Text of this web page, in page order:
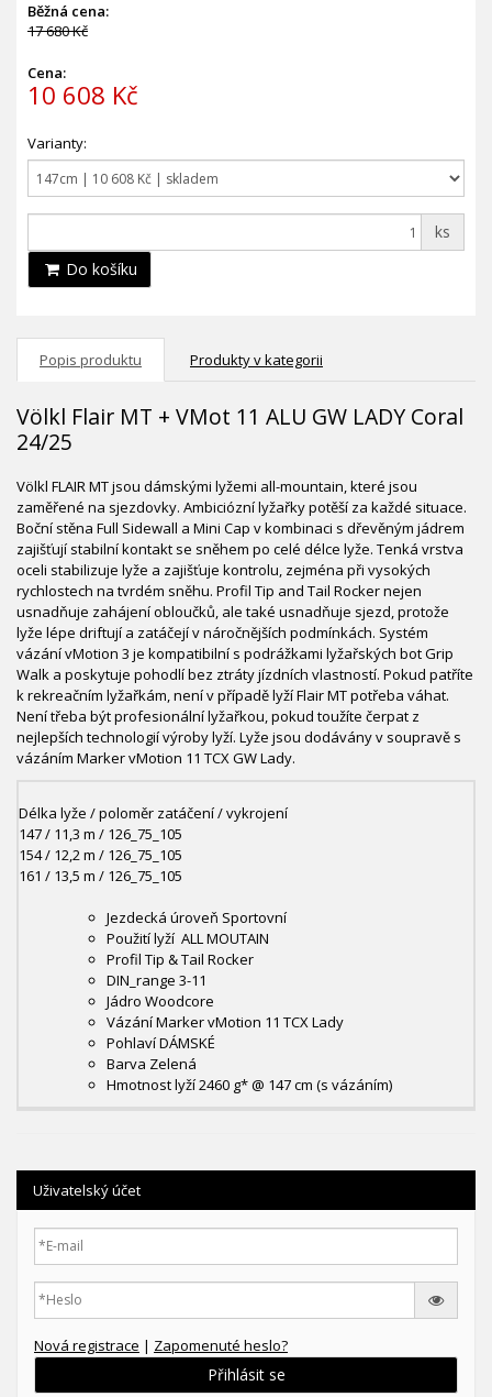
Běžná cena:
17 680 Kč
Cena:
10 608 Kč
Varianty:
ks
Do košíku
Popis produktu Produkty v kategorii
Völkl Flair MT + VMot 11 ALU GW LADY Coral
24/25
Völkl FLAIR MT jsou dámskými lyžemi all-mountain, které jsou
zaměřené na sjezdovky. Ambiciózní lyžařky potěší za každé situace.
Boční stěna Full Sidewall a Mini Cap v kombinaci s dřevěným jádrem
zajišťují stabilní kontakt se sněhem po celé délce lyže. Tenká vrstva
oceli stabilizuje lyže a zajišťuje kontrolu, zejména při vysokých
rychlostech na tvrdém sněhu. Profil Tip and Tail Rocker nejen
usnadňuje zahájení obloučků, ale také usnadňuje sjezd, protože
lyže lépe driftují a zatáčejí v náročnějších podmínkách. Systém
vázání vMotion 3 je kompatibilní s podrážkami lyžařských bot Grip
Walk a poskytuje pohodlí bez ztráty jízdních vlastností. Pokud patříte
k rekreačním lyžařkám, není v případě lyží Flair MT potřeba váhat.
Není třeba být profesionální lyžařkou, pokud toužíte čerpat z
nejlepších technologií výroby lyží. Lyže jsou dodávány v soupravě s
vázáním Marker vMotion 11 TCX GW Lady.
Délka lyže / poloměr zatáčení / vykrojení
147 / 11,3 m / 126_75_105
154 / 12,2 m / 126_75_105
161 / 13,5 m / 126_75_105
Jezdecká úroveň Sportovní
Použití lyží ALL MOUTAIN
Profil Tip & Tail Rocker
DIN_range 3-11
Jádro Woodcore
VázáníMarker vMotion 11 TCX Lady
PohlavíDÁMSKÉ
Barva Zelená
Hmotnost lyží2460 g* @ 147 cm (s vázáním)
Uživatelský účet
Nová registrace | Zapomenuté heslo?
Přihlásit se